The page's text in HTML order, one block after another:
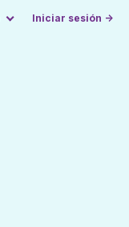
Iniciar sesión →